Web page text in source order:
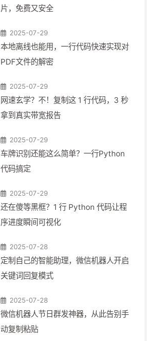
片，免费又安全
2025-07-29
本地离线也能用，一行代码快速实现对
PDF文件的解密
2025-07-29
网速玄学？不！复制这 1 行代码，3 秒
拿到真实带宽报告
2025-07-29
车牌识别还能这么简单？一行Python
代码搞定
2025-07-29
还在傻等黑框？1 行 Python 代码让程
序进度瞬间可视化
2025-07-28
定制自己的智能助理，微信机器人开启
关键词回复模式
2025-07-28
微信机器人节日群发神器，从此告别手
动复制粘贴